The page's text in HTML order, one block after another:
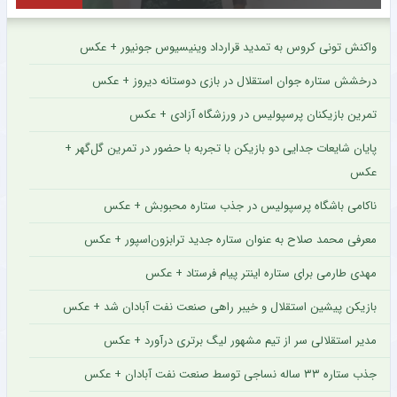
واکنش تونی کروس به تمدید قرارداد وینیسیوس جونیور + عکس
درخشش ستاره جوان استقلال در بازی دوستانه دیروز + عکس
تمرین بازیکنان پرسپولیس در ورزشگاه آزادی + عکس
پایان شایعات جدایی دو بازیکن با تجربه با حضور در تمرین گل‌گهر +
عکس
ناکامی باشگاه پرسپولیس در جذب ستاره محبوبش + عکس
معرفی محمد صلاح به عنوان ستاره جدید ترابزون‌اسپور + عکس
مهدی طارمی برای ستاره اینتر پیام فرستاد + عکس
بازیکن پیشین استقلال و خیبر راهی صنعت نفت آبادان شد + عکس
مدیر استقلالی سر از تیم مشهور لیگ برتری درآورد + عکس
جذب ستاره ۳۳ ساله نساجی توسط صنعت نفت آبادان + عکس